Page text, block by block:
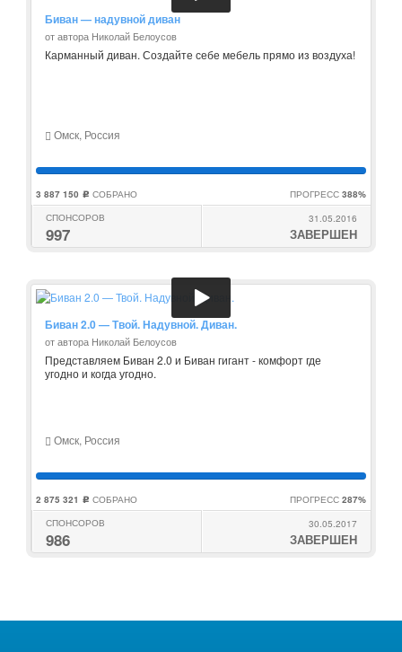
Биван — надувной диван
от автора Николай Белоусов
Карманный диван. Создайте себе мебель прямо из воздуха!
Омск, Россия
3 887 150 c СОБРАНО ПРОГРЕСС 388%
СПОНСОРОВ
997
31.05.2016
ЗАВЕРШЕН
Биван 2.0 — Твой. Надувной. Диван.
от автора Николай Белоусов
Представляем Биван 2.0 и Биван гигант - комфорт где
угодно и когда угодно.
Омск, Россия
2 875 321 c СОБРАНО ПРОГРЕСС 287%
СПОНСОРОВ
986
30.05.2017
ЗАВЕРШЕН